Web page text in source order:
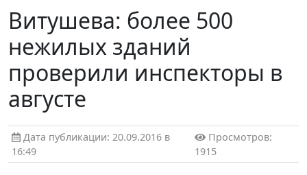
Витушева: более 500
нежилых зданий
проверили инспекторы в
августе
Дата публикации: 20.09.2016 в
16:49
Просмотров:
1915